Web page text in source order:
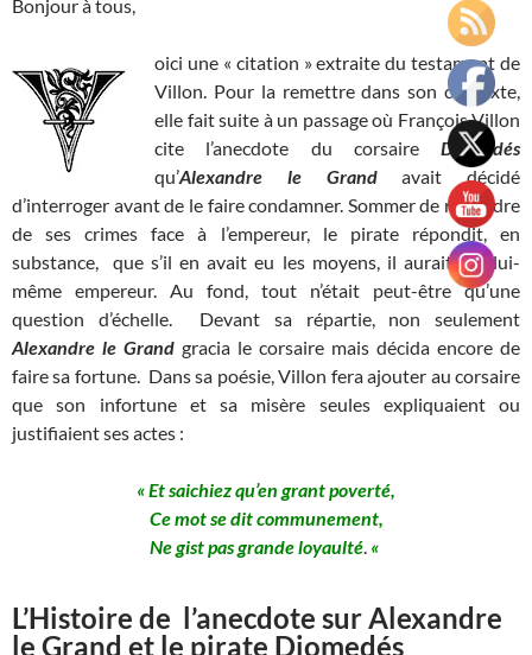
Bonjour à tous,
oici une « citation » extraite du testament de
Villon. Pour la remettre dans son contexte,
elle fait suite à un passage où François Villon
cite l’anecdote du corsaire Diomedés
qu’Alexandre le Grandavait décidé
d’interroger avant de le faire condamner. Sommer de répondre
de ses crimes face à l’empereur, le pirate répondit, en
substance, que s’il en avait eu les moyens, il aurait été lui-
même empereur. Au fond, tout n’était peut-être qu’une
question d’échelle. Devant sa répartie, non seulement
Alexandre le Grand gracia le corsaire mais décida encore de
faire sa fortune. Dans sa poésie, Villon fera ajouter au corsaire
que son infortune et sa misère seules expliquaient ou
justifiaient ses actes :
« Et saichiez qu’en grant poverté,
Ce mot se dit communement,
Ne gist pas grande loyaulté «
L’Histoire de l’anecdote sur Alexandre
le Grand et le pirate Diomedés